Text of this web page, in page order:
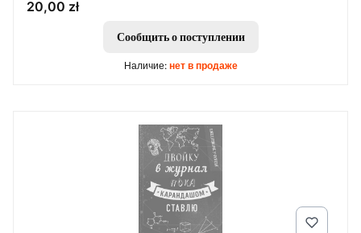
Цена
20,00 zł
Сообщить о поступлении
Наличие: нет в продаже